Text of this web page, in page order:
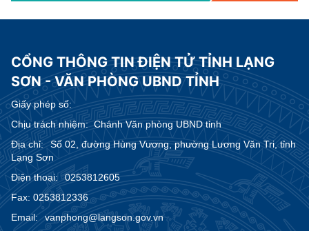
CỔNG THÔNG TIN ĐIỆN TỬ TỈNH LẠNG
SƠN - VĂN PHÒNG UBND TỈNH
Giấy phép số:
Chịu trách nhiệm:Chánh Văn phòng UBND tỉnh
Địa chỉ:
Số 02, đường Hùng Vương, phường Lương Văn Tri, tỉnh
Lạng Sơn
Điện thoại:
0253812605
Fax: 0253812336
Email:
vanphong@langson.gov.vn